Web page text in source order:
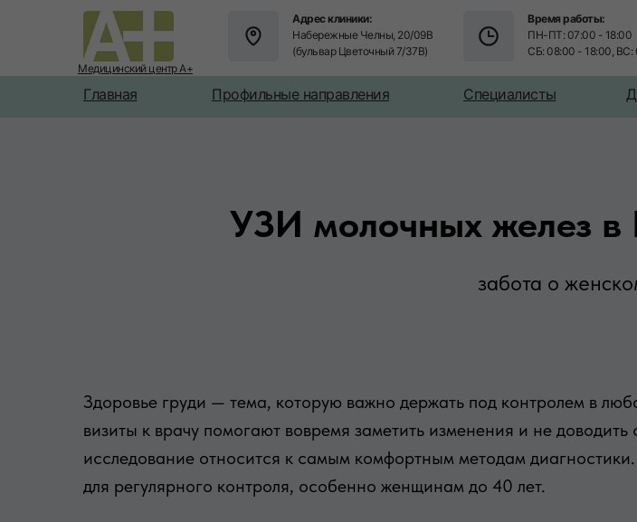
Время работы:
ПН-ПТ: 07:00 - 18:00
СБ: 08:00 - 18:00, ВС:
Адрес клиники:
Набережные Челны, 20/09В
(бульвар Цветочный 7/37В)
Специалисты
Профильные направления
Главная
Медицинский центр А+
УЗИ молочных желез
забота о
Здоровье груди — тема, которую важно держать под контролем в
визиты к врачу помогают вовремя заметить изменения и не
исследование относится к самым комфортным методам
для регулярного контроля, особенно женщинам до 40 лет.